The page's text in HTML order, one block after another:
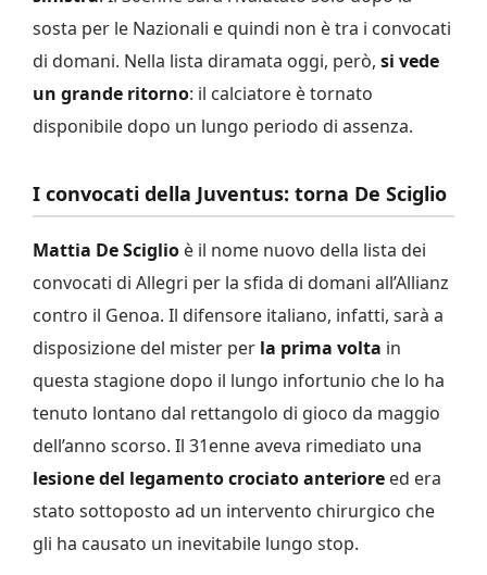
sosta per le Nazionali e quindi non è tra i convocati
di domani. Nella lista diramata oggi, però, si vede
un grande ritorno: il calciatore è tornato
disponibile dopo un lungo periodo di assenza.
I convocati della Juventus: torna De Sciglio
Mattia De Sciglio è il nome nuovo della lista dei
convocati di Allegri per la sfida di domani all’Allianz
contro il Genoa. Il difensore italiano, infatti, sarà a
disposizione del mister per la prima volta in
questa stagione dopo il lungo infortunio che lo ha
tenuto lontano dal rettangolo di gioco da maggio
dell’anno scorso. Il 31enne aveva rimediato una
lesione del legamento crociato anteriore ed era
stato sottoposto ad un intervento chirurgico che
gli ha causato un inevitabile lungo stop.